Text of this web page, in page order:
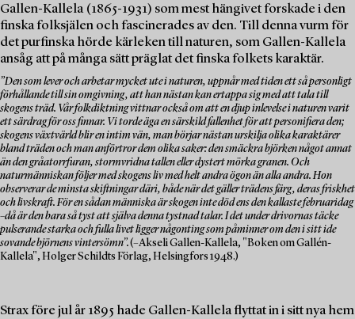
Gallen-Kallela (1865-1931) som mest hängivet forskade i den
finska folksjälen och fascinerades av den. Till denna vurm för
det purfinska hörde kärleken till naturen, som Gallen-Kallela
ansåg att på många sätt präglat det finska folkets karaktär.
”Den som lever och arbetar mycket ute i naturen, uppnår med tiden ett så personligt
förhållande till sin omgivning, att han nästan kan ertappa sig med att tala till
skogens träd. Vår folkdiktning vittnar också om att en djup inlevelse i naturen varit
ett särdrag för oss finnar. Vi torde äga en särskild fallenhet för att personifiera den;
skogens växtvärld blir en intim vän, man börjar nästan urskilja olika karaktärer
bland träden och man anförtror dem olika saker: den smäckra björken något annat
än den gråatorrfuran, stormvridna tallen eller dystert mörka granen. Och
naturmänniskan följer med skogens liv med helt andra ögon än alla andra. Hon
observerar de minsta skiftningar däri, både när det gäller trädens färg, deras friskhet
och livskraft. För en sådan människa är skogen inte död ens den kallaste februaridag
–då är den bara så tyst att själva denna tystnad talar. I det under drivornas täcke
pulserande starka och fulla livet ligger någonting som påminner om den i sitt ide
sovande björnens vintersömn”.(–Akseli Gallen-Kallela, "Boken om Gallén-
Kallela", Holger Schildts Förlag, Helsingfors 1948.)
Strax före jul år 1895 hade Gallen-Kallela flyttat in i sitt nya hem